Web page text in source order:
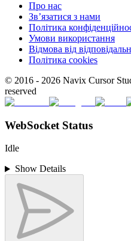
Про нас
Зв’язатися з нами
Політика
Умови використання
Відмова від
Політика cookies
© 2016 - 2026 Navix Cursor
reserved
WebSocket Status
Idle
Show Details